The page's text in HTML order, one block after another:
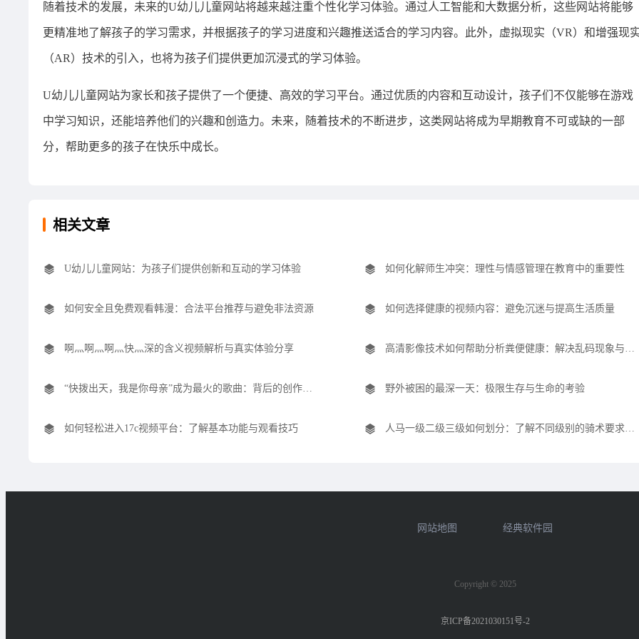
随着技术的发展，未来的U幼儿儿童网站将越来越注重个性化学习体验。通过人工智能和大数据分析，这些网站将能够
更精准地了解孩子的学习需求，并根据孩子的学习进度和兴趣推送适合的学习内容。此外，虚拟现实（VR）和增强现
（AR）技术的引入，也将为孩子们提供更加沉浸式的学习体验。
U幼儿儿童网站为家长和孩子提供了一个便捷、高效的学习平台。通过优质的内容和互动设计，孩子们不仅能够在游戏
中学习知识，还能培养他们的兴趣和创造力。未来，随着技术的不断进步，这类网站将成为早期教育不可或缺的一部
分，帮助更多的孩子在快乐中成长。
相关文章
U幼儿儿童网站：为孩子们提供创新和互动的学习体验 如何化解师生冲突：理性与情感管理在教育中的重要性
如何安全且免费观看韩漫：合法平台推荐与避免非法资源 如何选择健康的视频内容：避免沉迷与提高生活质量
啊灬啊灬啊灬快灬深的含义视频解析与真实体验分享 高清影像技术如何帮助分析粪便健康：解决乱码现象与精准诊断的应用
“快拨出天，我是你母亲”成为最火的歌曲：背后的创作与社交媒体效应解析 野外被困的最深一天：极限生存与生命的考验
如何轻松进入17c视频平台：了解基本功能与观看技巧 人马一级二级三级如何划分：了解不同级别的骑术要求与挑战
网站地图 经典软件园
Copyright © 2025
京ICP备2021030151号-2